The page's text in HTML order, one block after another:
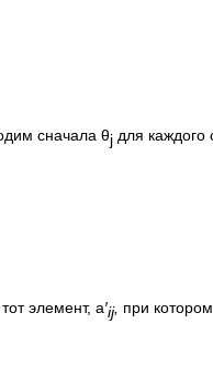
сначала θj для каждого
элемент, а′ij, при